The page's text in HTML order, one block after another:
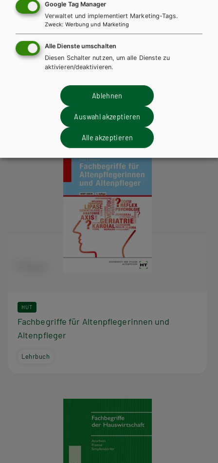
BS GEWERBLICH HUT
Fachbegriffe des Garten- und
Landschaftsbaus
Lehrbuch + E-Book
HUT
Fachbegriffe für Altenpflegerinnen und
Altenpfleger
Lehrbuch
Google Tag Manager
Verwaltet und implementiert Marketing-Tags.
Zweck: Werbung und Marketing
Alle Dienste umschalten
Diesen Schalter nutzen, um alle Dienste zu
aktivieren/deaktivieren.
Ablehnen
Auswahl akzeptieren
Alle akzeptieren